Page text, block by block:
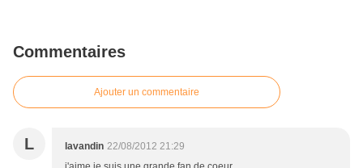
Commentaires
Ajouter un commentaire
L lavandin 22/08/2012 21:29